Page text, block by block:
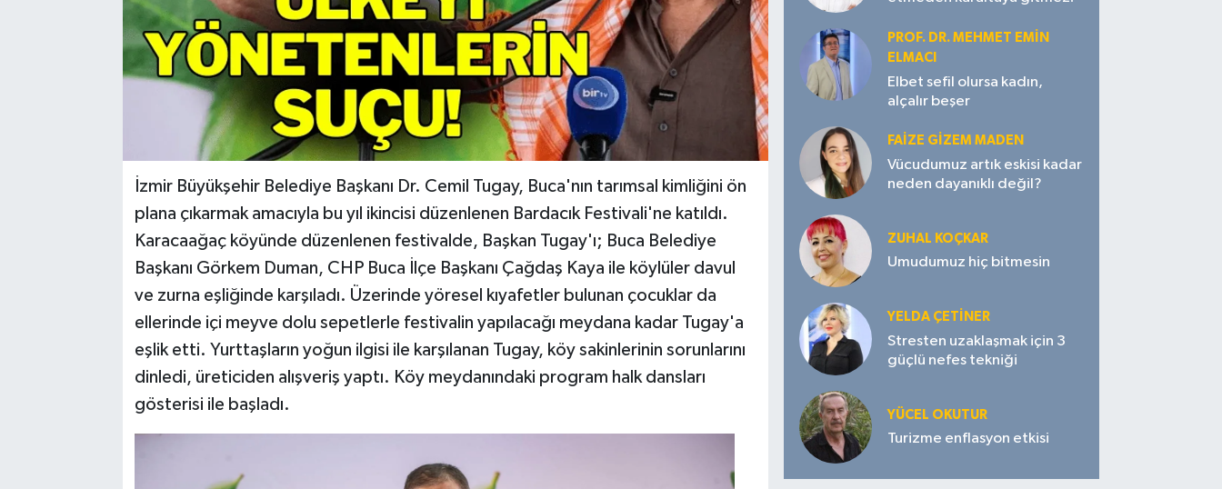
İzmir Büyükşehir Belediye Başkanı Dr. Cemil Tugay, Buca'nın tarımsal kimliğini ön
plana çıkarmak amacıyla bu yıl ikincisi düzenlenen Bardacık Festivali'ne katıldı.
Karacaağaç köyünde düzenlenen festivalde, Başkan Tugay'ı; Buca Belediye
Başkanı Görkem Duman, CHP Buca İlçe Başkanı Çağdaş Kaya ile köylüler davul
ve zurna eşliğinde karşıladı. Üzerinde yöresel kıyafetler bulunan çocuklar da
ellerinde içi meyve dolu sepetlerle festivalin yapılacağı meydana kadar Tugay'a
eşlik etti. Yurttaşların yoğun ilgisi ile karşılanan Tugay, köy sakinlerinin sorunlarını
dinledi, üreticiden alışveriş yaptı. Köy meydanındaki program halk dansları
gösterisi ile başladı.
PROF. DR. MEHMET EMIN
ELMACI
Elbet sefil olursa kadın,
alçalır beşer
FAIZE GIZEM MADEN
Vücudumuz artık eskisi kadar
neden dayanıklı değil?
ZUHAL KOÇKAR
Umudumuz hiç bitmesin
YELDA ÇETİNER
Stresten uzaklaşmak için 3
güçlü nefes tekniği
YÜCEL OKUTUR
Turizme enflasyon etkisi